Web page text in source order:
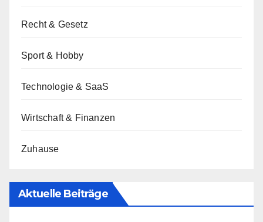
Recht & Gesetz
Sport & Hobby
Technologie & SaaS
Wirtschaft & Finanzen
Zuhause
Aktuelle Beiträge